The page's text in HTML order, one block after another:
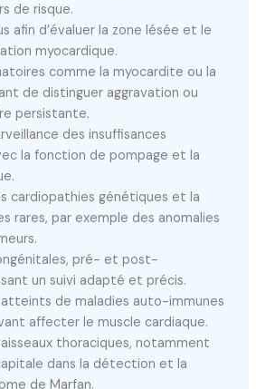
de risque.
afin d’évaluer la zone lésée et le
myocardique.
comme la myocardite ou la
de distinguer aggravation ou
persistante.
des insuffisances
la fonction de pompage et la
cardiopathies génétiques et la
rares, par exemple des anomalies
pré- et post-
un suivi adapté et précis.
de maladies auto-immunes
affecter le muscle cardiaque.
thoraciques, notamment
dans la détection et la
de Marfan.